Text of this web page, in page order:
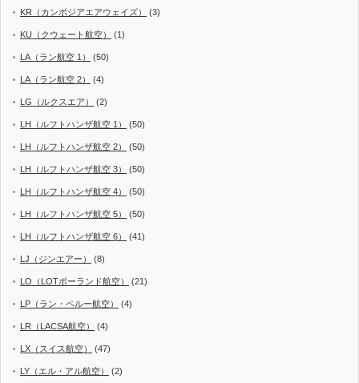
KR（カンボジアエアウェイズ） (3)
KU（クウェート航空） (1)
LA（ラン航空 1） (50)
LA（ラン航空 2） (4)
LG（ルクスエア） (2)
LH（ルフトハンザ航空 1） (50)
LH（ルフトハンザ航空 2） (50)
LH（ルフトハンザ航空 3） (50)
LH（ルフトハンザ航空 4） (50)
LH（ルフトハンザ航空 5） (50)
LH（ルフトハンザ航空 6） (41)
LJ（ジンエアー） (8)
LO（LOTポーランド航空） (21)
LP（ラン・ペルー航空） (4)
LR（LACSA航空） (4)
LX（スイス航空） (47)
LY（エル・アル航空） (2)